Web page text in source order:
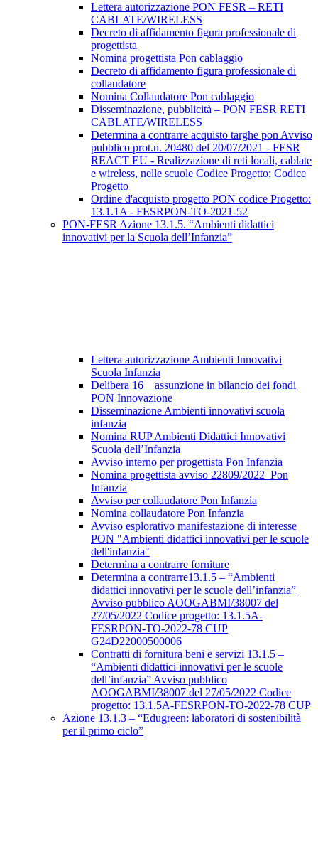
Lettera autorizzazione PON FESR – RETI
CABLATE/WIRELESS
Decreto di affidamento figura professionale di
progettista
Nomina progettista Pon cablaggio
Decreto di affidamento figura professionale di
collaudatore
Nomina Collaudatore Pon cablaggio
Disseminazione, pubblicità – PON FESR RETI
CABLATE/WIRELESS
Determina a contrarre acquisto targhe pon Avviso
pubblico prot.n. 20480 del 20/07/2021 - FESR
REACT EU - Realizzazione di reti locali, cablate
e wireless, nelle scuole Codice Progetto: Codice
Progetto
Ordine d'acquisto progetto PON codice Progetto:
13.1.1A - FESRPON-TO-2021-52
PON-FESR Azione 13.1.5. “Ambienti didattici
innovativi per la Scuola dell’Infanzia”
Lettera autorizzazione Ambienti Innovativi
Scuola Infanzia
Delibera 16 _ assunzione in bilancio dei fondi
PON Innovazione
Disseminazione Ambienti innovativi scuola
infanzia
Nomina RUP Ambienti Didattici Innovativi
Scuola dell’Infanzia
Avviso interno per progettista Pon Infanzia
Nomina progettista avviso 22809/2022_Pon
Infanzia
Avviso per collaudatore Pon Infanzia
Nomina collaudatore Pon Infanzia
Avviso esplorativo manifestazione di interesse
PON "Ambienti didattici innovativi per le scuole
dell'infanzia"
Determina a contrarre forniture
Determina a contrarre13.1.5 – “Ambienti
didattici innovativi per le scuole dell’infanzia”
Avviso pubblico AOOGABMI/38007 del
27/05/2022 Codice progetto: 13.1.5A-
FESRPON-TO-2022-78 CUP
G24D22000500006
Contratti di fornitura beni e servizi 13.1.5 –
“Ambienti didattici innovativi per le scuole
dell’infanzia” Avviso pubblico
AOOGABMI/38007 del 27/05/2022 Codice
progetto: 13.1.5A-FESRPON-TO-2022-78 CUP
Azione 13.1.3 – “Edugreen: laboratori di sostenibilità
per il primo ciclo”